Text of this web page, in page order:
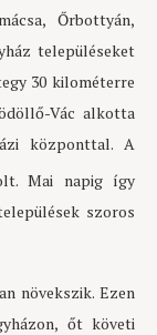
Őrbottyán,
településeket
30 kilométerre
Vác alkotta
központtal. A
Mai napig így
szoros
növekszik. Ezen
őt követi